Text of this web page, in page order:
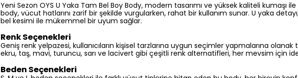
Yeni Sezon OYS U Yaka Tam Bel Boy Body, modern tasarımı ve yüksek kaliteli kumaşı
body, vücut hatlarını zarif bir şekilde vurgularken, rahat bir kullanım sunar. U yaka detayı,
bel kesimi ile mükemmel bir uyum sağlar.
Renk Seçenekleri
Geniş renk yelpazesi, kullanıcıların kişisel tarzlarına uygun seçimler yapmalarına olanak
ekru, taş, mavi, turuncu, sarı ve lacivert gibi çeşitli renk alternatifleri, her mevsim için
Beden Seçenekleri